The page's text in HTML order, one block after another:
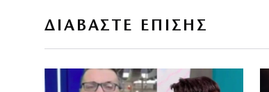
ΔΙΑΒΑΣΤΕ ΕΠΙΣΗΣ